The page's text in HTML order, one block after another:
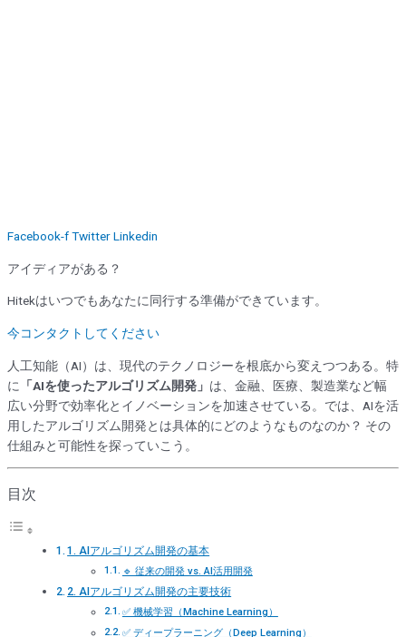
Facebook-fTwitterLinkedin
アイディアがある？
Hitekはいつでもあなたに同行する準備ができています。
今コンタクトしてください
人工知能（AI）は、現代のテクノロジーを根底から変えつつある。特
に
「AIを使ったアルゴリズム開発」 は、金融、医療、製造業など幅
広い分野で効率化とイノベーションを加速させている。では、AIを活
用したアルゴリズム開発とは具体的にどのようなものなのか？ その
仕組みと可能性を探っていこう。
目次
1. AIアルゴリズム開発の基本
🔹 従来の開発 vs. AI活用開発
2. AIアルゴリズム開発の主要技術
✅ 機械学習（Machine Learning）
✅ ディープラーニング（Deep Learning）